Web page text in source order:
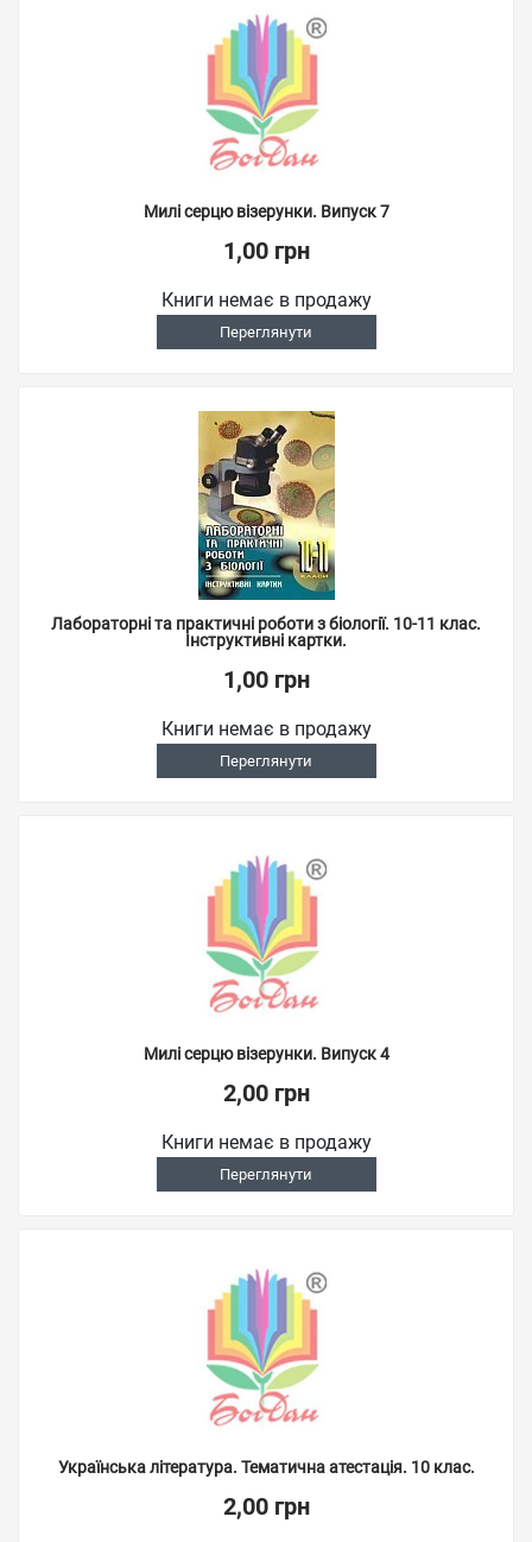
Милі серцю візерунки. Випуск 7
1,00 грн
Книги немає в продажу
Переглянути
Лабораторні та практичні роботи з біології. 10-11 клас.
Інструктивні картки.
1,00 грн
Книги немає в продажу
Переглянути
Милі серцю візерунки. Випуск 4
2,00 грн
Книги немає в продажу
Переглянути
Українська література. Тематична атестація. 10 клас.
2,00 грн